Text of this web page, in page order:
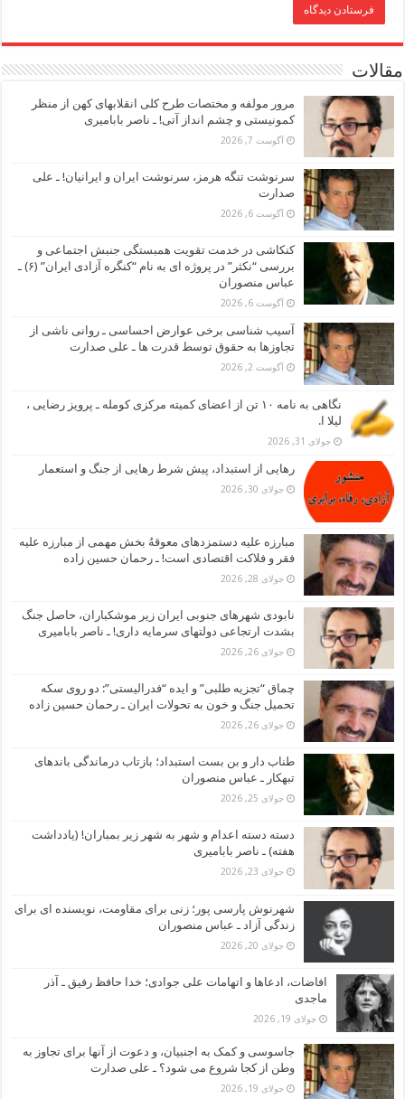
مقالات
مرور مولفه و مختصات طرح کلی انقلابهای کهن از منظر
کمونیستی و چشم انداز آتی! ـ ناصر بابامیری
آگوست 7, 2026
سرنوشت تنگه هرمز، سرنوشت ایران و ایرانیان! ـ علی
صدارت
آگوست 6, 2026
کنکاشی در خدمت تقویت همبستگی جنبش اجتماعی و
بررسی “نکثر” در پروژه ای به نام “کنگره آزادی ایران” (۶) ـ
عباس منصوران
آگوست 6, 2026
آسیب شناسی برخی عوارض احساسی ـ روانی ناشی از
تجاوزها به حقوق توسط قدرت ها ـ علی صدارت
آگوست 2, 2026
نگاهی به نامه ۱۰ تن از اعضای کمیته مرکزی کومله ـ پرویز رضایی ،
لیلا ا.
جولای 31, 2026
رهایی از استبداد، پیش شرط رهایی از جنگ و استعمار
جولای 30, 2026
مبارزه علیه دستمزدهای معوقهُ بخش مهمی از مبارزه علیه
فقر و فلاکت اقتصادی است! ـ رحمان حسین زاده
جولای 28, 2026
نابودی شهرهای جنوبی ایران زیر موشکباران، حاصل جنگ
بشدت ارتجاعی دولتهای سرمایه داری! ـ ناصر بابامیری
جولای 26, 2026
چماق “تجزیه طلبی” و ایده “فدرالیستی”: دو روی سکه
تحمیل جنگ و خون به تحولات ایران ـ رحمان حسین زاده
جولای 26, 2026
طناب دار و بن بست استبداد؛ بازتاب درماندگی باندهای
تبهکار ـ عباس منصوران
جولای 25, 2026
دسته دسته اعدام و شهر به شهر زیر بمباران! (یادداشت
هفته) ـ ناصر بابامیری
جولای 23, 2026
شهرنوش پارسی پور؛ زنی برای مقاومت، نویسنده ای برای
زندگی آزاد ـ عباس منصوران
جولای 20, 2026
افاضات، ادعاها و اتهامات علی جوادی؛ خدا حافظ رفیق ـ آذر
ماجدی
جولای 19, 2026
جاسوسی و کمک به اجنبیان، و دعوت از آنها برای تجاوز به
وطن از کجا شروع می شود؟ ـ علی صدارت
جولای 19, 2026